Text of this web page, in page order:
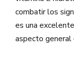
combatir los
es una
aspecto general